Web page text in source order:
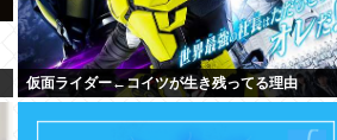
仮面ライダー←コイツが生き残ってる理由